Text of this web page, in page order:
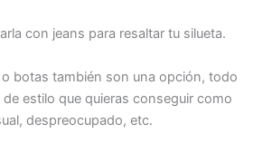
con jeans para resaltar tu silueta.
botas también son una opción, todo
estilo que quieras conseguir como
despreocupado, etc.